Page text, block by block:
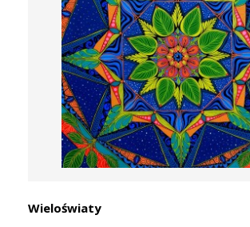
Wieloświaty